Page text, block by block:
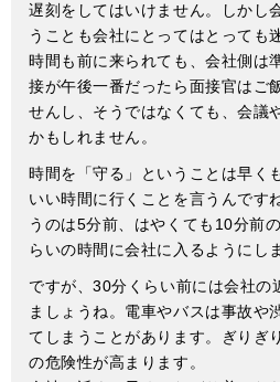
遅刻をしてはいけません。しかし
うことも会社にとってはとっても
時間も前に来られても、会社側は
接が午後一番だったら面接官はご
せんし、そうではなくても、会議
かもしれません。
時間を「守る」ということは早く
いい時間に行くことを言うんです
うのは5分前、はやくても10分前
らいの時間に会社に入るようにし
ですが、30分くらい前には会社の
ましょうね。電車やバスは事故や
てしまうことがあります。ぎりぎ
の危険性が高まります。